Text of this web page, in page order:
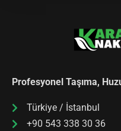
Profesyonel Taşıma,
Türkiye / İstanbul
+90 543 338 30 36